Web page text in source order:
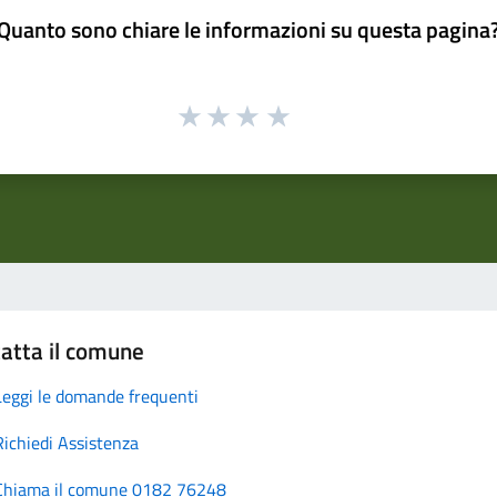
sono chiare le informazioni su questa
il comune
le domande frequenti
Assistenza
il comune 0182 76248